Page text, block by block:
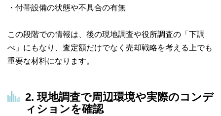
・付帯設備の状態や不具合の有無
この段階での情報は、後の現地調査や役所調査の「下調
べ」にもなり、査定額だけでなく売却戦略を考える上でも
重要な材料になります。
2. 現地調査で周辺環境や実際のコンデ
ィションを確認